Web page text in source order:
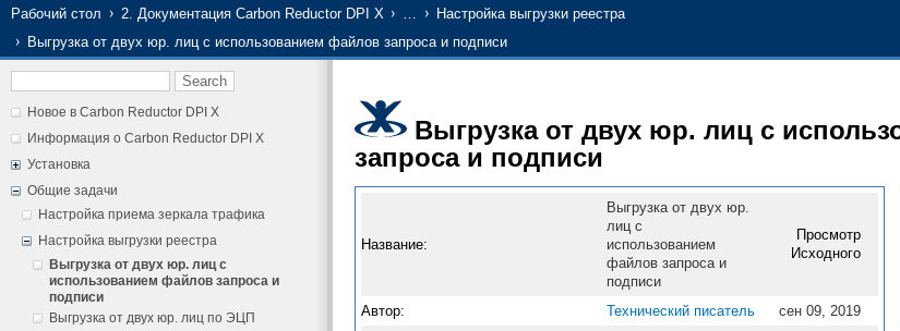
Рабочий стол 2. Документация Carbon Reductor DPI X …
Настройка выгрузки реестра
Выгрузка от двух юр. лиц c использованием файлов запроса и подписи
Новое в Carbon Reductor DPI X
Информация о Carbon Reductor DPI X
Установка
Общие задачи
Настройка приема зеркала трафика
Настройка выгрузки реестра
Выгрузка от двух юр. лиц c
использованием файлов запроса и
подписи
Выгрузка от двух юр. лиц по ЭЦП
Выгрузка от двух юр. лиц c
запроса и подписи
Название:
Выгрузка от двух юр.
лиц c
использованием
файлов запроса и
подписи
Просмотр
Исходного
Автор: Технический писатель
сен 09, 2019